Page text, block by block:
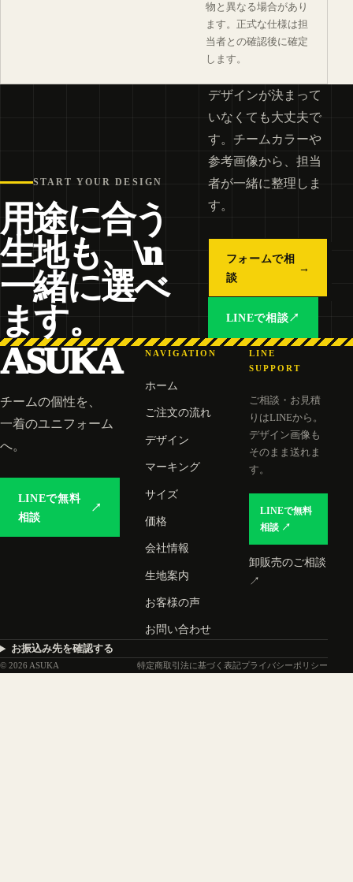
物と異なる場合があり
ます。正式な仕様は担
当者との確認後に確定
します。
START YOUR DESIGN
用途に合う
生地も、\n
一緒に選べ
ます。
デザインが決まって
いなくても大丈夫で
す。チームカラーや
参考画像から、担当
者が一緒に整理しま
す。
フォームで相
談
→
LINEで相談↗
ASUKA
チームの個性を、
一着のユニフォーム
へ。
LINEで無料
相談
↗
NAVIGATION
ホーム
ご注文の流れ
デザイン
マーキング
サイズ
価格
会社情報
生地案内
お客様の声
お問い合わせ
LINE
SUPPORT
ご相談・お見積
りはLINEから。
デザイン画像も
そのまま送れま
す。
LINEで無料
相談 ↗
卸販売のご相談
↗
お振込み先を確認する
© 2026 ASUKA 特定商取引法に基づく表記プライバシーポリシー